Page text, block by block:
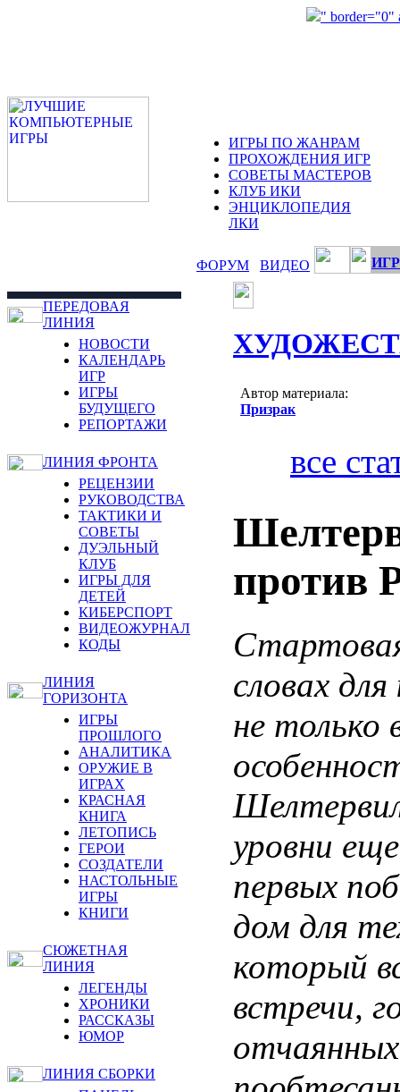
" border="0"
ИГРЫ ПО ЖАНРАМ
ПРОХОЖДЕНИЯ ИГР
СОВЕТЫ МАСТЕРОВ
КЛУБ ИКИ
ЭНЦИКЛОПЕДИЯ
ЛКИ
ФОРУМ ВИДЕО
ПЕРЕДОВАЯ
ЛИНИЯ
НОВОСТИ
КАЛЕНДАРЬ
ИГР
ИГРЫ
БУДУЩЕГО
РЕПОРТАЖИ
ЛИНИЯ ФРОНТА
РЕЦЕНЗИИ
РУКОВОДСТВА
ТАКТИКИ И
СОВЕТЫ
ДУЭЛЬНЫЙ
КЛУБ
ИГРЫ ДЛЯ
ДЕТЕЙ
КИБЕРСПОРТ
ВИДЕОЖУРНАЛ
КОДЫ
ЛИНИЯ
ГОРИЗОНТА
ИГРЫ
ПРОШЛОГО
АНАЛИТИКА
ОРУЖИЕ В
ИГРАХ
КРАСНАЯ
КНИГА
ЛЕТОПИСЬ
ГЕРОИ
СОЗДАТЕЛИ
НАСТОЛЬНЫЕ
ИГРЫ
КНИГИ
СЮЖЕТНАЯ
ЛИНИЯ
ЛЕГЕНДЫ
ХРОНИКИ
РАССКАЗЫ
ЮМОР
ЛИНИЯ СБОРКИ
Автор материала:
Призрак
все
против
словах
не
уровни
первых
дом для
который
встречи,